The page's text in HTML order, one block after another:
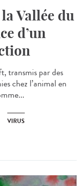
Vallée du
d’un
transmis par des
chez l’animal en
VIRUS